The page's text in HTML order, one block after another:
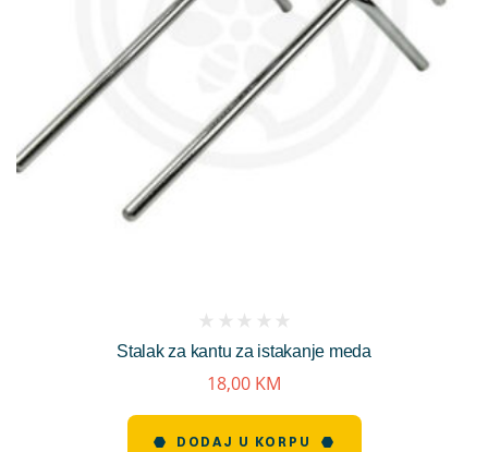
Stalak za kantu za istakanje meda
reviews)
18,00 KM
DODAJ U KORPU